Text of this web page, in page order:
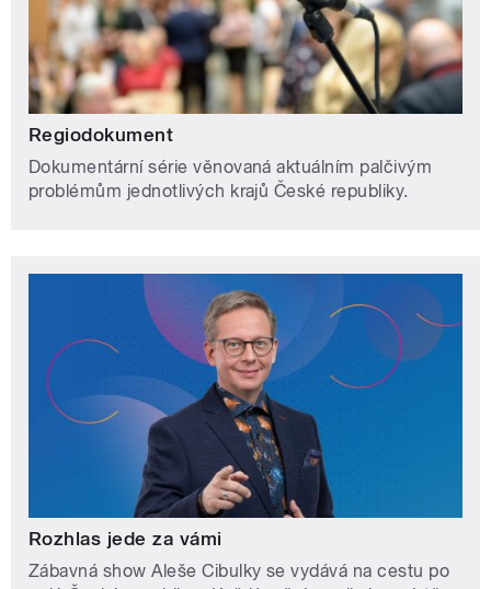
Regiodokument
Dokumentární série věnovaná aktuálním palčivým
problémům jednotlivých krajů České republiky.
Rozhlas jede za vámi
Zábavná show Aleše Cibulky se vydává na cestu po